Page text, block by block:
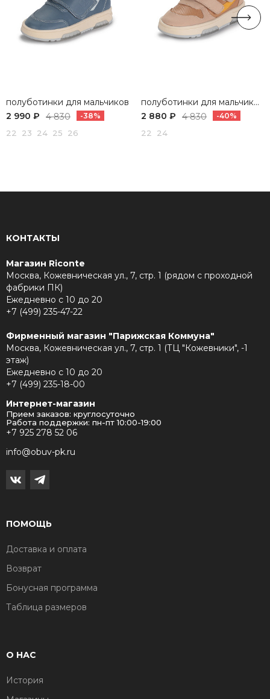
полуботинки для мальчиков
2 990 ₽
4 830 -38%
22 23 24 25 26
полуботинки для мальчиков и девочек
2 880 ₽
4 830 -40%
22 24
КОНТАКТЫ
Магазин Riconte
Москва, Кожевническая ул., 7, стр. 1 (рядом с проходной
фабрики ПК)
Ежедневно с 10 до 20
+7 (499) 235-47-22
Фирменный магазин "Парижская Коммуна"
Москва, Кожевническая ул., 7, стр. 1 (ТЦ "Кожевники", -1
этаж)
Ежедневно с 10 до 20
+7 (499) 235-18-00
Интернет-магазин
Прием заказов: круглосуточно
Работа поддержки: пн-пт 10:00-19:00
+7 925 278 52 06
info@obuv-pk.ru
ПОМОЩЬ
Доставка и оплата
Возврат
Бонусная программа
Таблица размеров
О НАС
История